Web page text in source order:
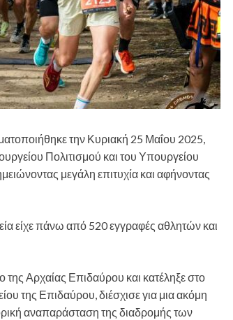
την Κυριακή 25 Μαΐου 2025,
Πολιτισμού και του Υπουργείου
μεγάλη επιτυχία και αφήνοντας
είχε πάνω από 520 εγγραφές αθλητών και
Αρχαίας Επιδαύρου και κατέληξε στο
της Επιδαύρου, διέσχισε για μια ακόμη
αναπαράσταση της διαδρομής των